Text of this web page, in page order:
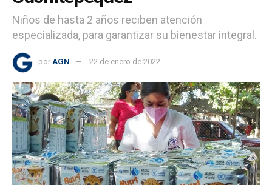
Niños de hasta 2 años reciben atención
especializada, para garantizar su bienestar integral.
por AGN 22 de enero de 2022